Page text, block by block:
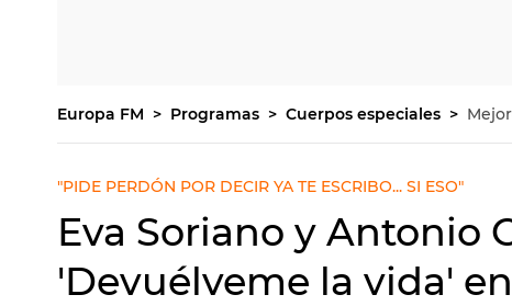
Europa FM Programas Cuerpos especiales
"PIDE PERDÓN POR DECIR YA TE ESCRIBO... SI ESO"
Eva Soriano y Antonio
'Devuélveme la vida'